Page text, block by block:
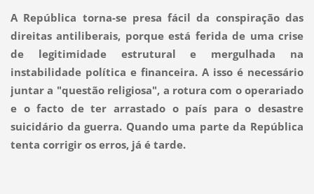
A República torna-se presa fácil da conspiração das
direitas antiliberais, porque está ferida de uma crise
de legitimidade estrutural e mergulhada na
instabilidade política e financeira. A isso é necessário
juntar a "questão religiosa", a rotura com o operariado
e o facto de ter arrastado o país para o desastre
suicidário da guerra. Quando uma parte da República
tenta corrigir os erros, já é tarde.